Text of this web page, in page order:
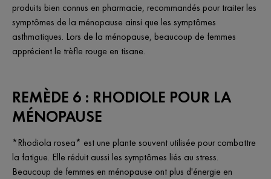
produits bien connus en pharmacie, recommandés pour traiter les
symptômes de la ménopause ainsi que les symptômes
asthmatiques. Lors de la ménopause, beaucoup de femmes
apprécient le trèfle rouge en tisane.
REMÈDE 6 : RHODIOLE POUR LA
MÉNOPAUSE
*Rhodiola rosea* est une plante souvent utilisée pour combattre
la fatigue. Elle réduit aussi les symptômes liés au stress.
Beaucoup de femmes en ménopause ont plus d'énergie en